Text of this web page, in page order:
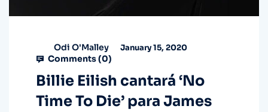
Odi O'Malley January 15, 2020
Comments (0)
Billie Eilish cantará ‘No
Time To Die’ para James